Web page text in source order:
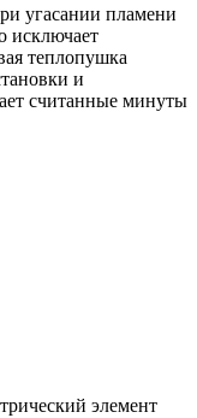
угасании пламени
исключает
теплопушка
и
считанные минуты
элемент